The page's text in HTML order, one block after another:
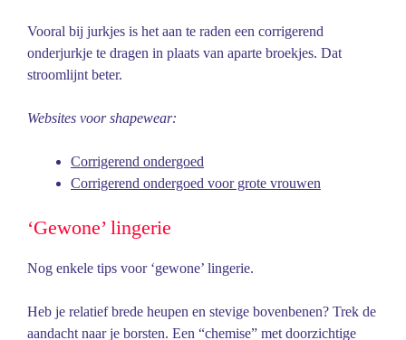
Vooral bij jurkjes is het aan te raden een corrigerend
onderjurkje te dragen in plaats van aparte broekjes. Dat
stroomlijnt beter.
Websites voor shapewear:
Corrigerend ondergoed
Corrigerend ondergoed voor grote vrouwen
‘Gewone’ lingerie
Nog enkele tips voor ‘gewone’ lingerie.
Heb je relatief brede heupen en stevige bovenbenen? Trek de
aandacht naar je borsten. Een “chemise” met doorzichtige